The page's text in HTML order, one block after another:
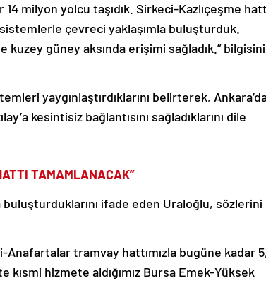
milyon yolcu taşıdık. Sirkeci-Kazlıçeşme
çevreci yaklaşımla buluşturduk.
kuzey güney aksında erişimi sağladık.” bilgisini
yaygınlaştırdıklarını belirterek,
kesintisiz bağlantısını sağladıklarını dile
TAMAMLANACAK”
ifade eden Uraloğlu, sözlerini
Anafartalar tramvay hattımızla bugüne kadar
kısmi hizmete aldığımız Bursa Emek-Yüksek